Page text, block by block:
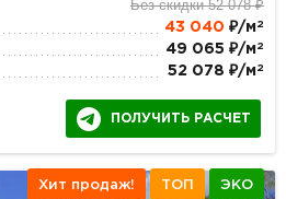
Без скидки 52 078 ₽
43 040 ₽/м 2
49 065 ₽/м 2
52 078 ₽/м 2
ПОЛУЧИТЬ РАСЧЕТ
Хит продаж! ТОП ЭКО